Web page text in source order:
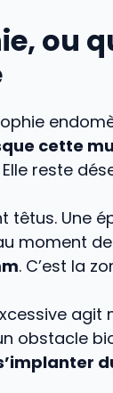
ou
cette
reste
têtus. Une
moment de
. C’est la
obstacle